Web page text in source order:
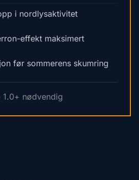
i nordlysaktivitet
effekt maksimert
før sommerens skumring
1.0+ nødvendig